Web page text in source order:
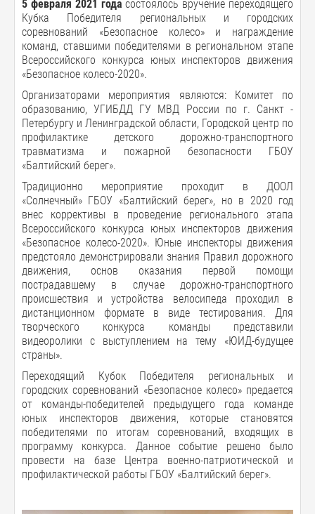
5 февраля 2021 годасостоялось вручение переходящего
Кубка Победителя региональных и городских
соревнований «Безопасное колесо» и награждение
команд, ставшими победителями в региональном этапе
Всероссийского конкурса юных инспекторов движения
«Безопасное колесо-2020».
Организаторами мероприятия являются: Комитет по
образованию, УГИБДД ГУ МВД России по г. Санкт -
Петербургу и Ленинградской области, Городской центр по
профилактике детского дорожно-транспортного
травматизма и пожарной безопасности ГБОУ
«Балтийский берег».
Традиционно мероприятие проходит в ДООЛ
«Солнечный» ГБОУ «Балтийский берег», но в 2020 год
внес коррективы в проведение регионального этапа
Всероссийского конкурса юных инспекторов движения
«Безопасное колесо-2020». Юные инспекторы движения
предстояло демонстрировали знания Правил дорожного
движения, основ оказания первой помощи
пострадавшему в случае дорожно-транспортного
происшествия и устройства велосипеда проходил в
дистанционном формате в виде тестирования. Для
творческого конкурса команды представили
видеоролики с выступлением на тему «ЮИД-будущее
страны».
Переходящий Кубок Победителя региональных и
городских соревнований «Безопасное колесо» предается
от команды-победителей предыдущего года команде
юных инспекторов движения, которые становятся
победителями по итогам соревнований, входящих в
программу конкурса. Данное событие решено было
провести на базе Центра военно-патриотической и
профилактической работы ГБОУ «Балтийский берег».